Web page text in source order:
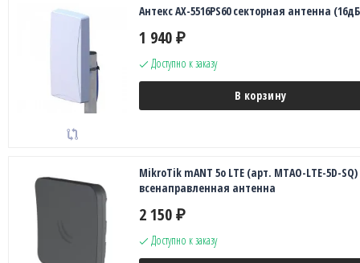
Антекс AX-5516PS60 секторная антенна
1 940 ₽
Доступно к заказу
В корзину
MikroTik mANT 5o LTE (арт. MTAO-LTE-5D-SQ)
всенаправленная антенна
2 150 ₽
Доступно к заказу